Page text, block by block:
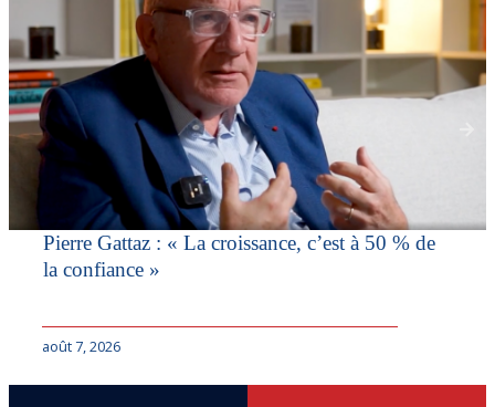
Pierre Gattaz : « La croissance, c’est à 50 % de
la confiance »
août 7, 2026